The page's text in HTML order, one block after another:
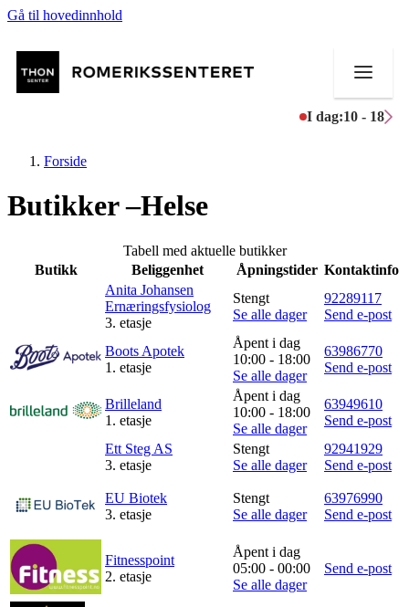
Gå til hovedinnhold
I dag:10 - 18
Mat og drikke
Aktiviteter
Inspirasjon
Søk
Åpningstider
Forside
Butikker –Helse
Tabell med aktuelle butikker
Butikk
Beliggenhet Åpningstider Kontaktinfo
Anita Johansen
Ernæringsfysiolog
3. etasje
Stengt
Se alle dager
92289117
Send e-post
Boots Apotek
1. etasje
Åpent i dag
10:00 - 18:00
Se alle dager
63986770
Send e-post
Brilleland
1. etasje
Åpent i dag
10:00 - 18:00
Se alle dager
63949610
Send e-post
Ett Steg AS
3. etasje
Stengt
Se alle dager
92941929
Send e-post
EU Biotek
3. etasje
Stengt
Se alle dager
63976990
Send e-post
Fitnesspoint
2. etasje
Åpent i dag
05:00 - 00:00
Se alle dager
Send e-post